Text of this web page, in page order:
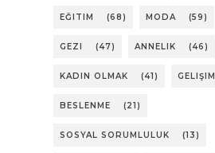
EĞITIM (68) MODA (59)
GEZI (47) ANNELIK (46)
KADIN OLMAK (41) GELIŞIM
BESLENME (21)
SOSYAL SORUMLULUK (13)